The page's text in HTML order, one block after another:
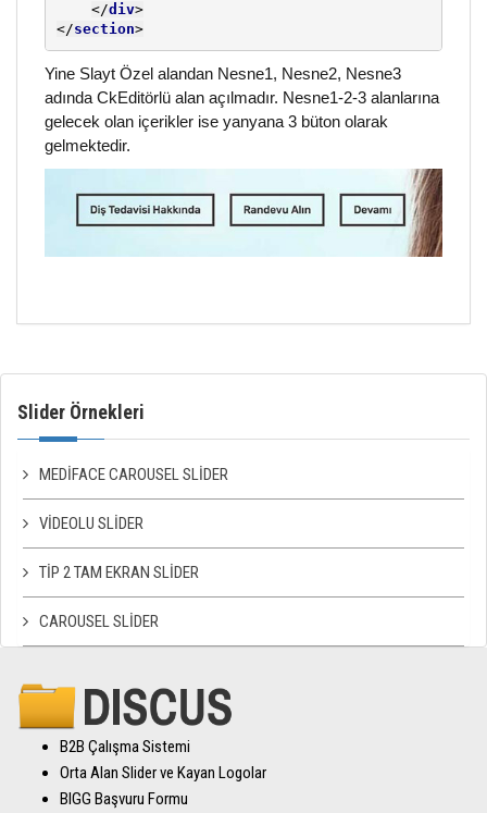
</div>
</section>
Yine Slayt Özel alandan Nesne1, Nesne2, Nesne3
adında CkEditörlü alan açılmadır. Nesne1-2-3 alanlarına
gelecek olan içerikler ise yanyana 3 büton olarak
gelmektedir.
Slider Örnekleri
MEDIFACE CAROUSEL SLIDER
VIDEOLU SLIDER
TIP 2 TAM EKRAN SLIDER
CAROUSEL SLIDER
B2B Çalışma Sistemi
Orta Alan Slider ve Kayan Logolar
BIGG Başvuru Formu